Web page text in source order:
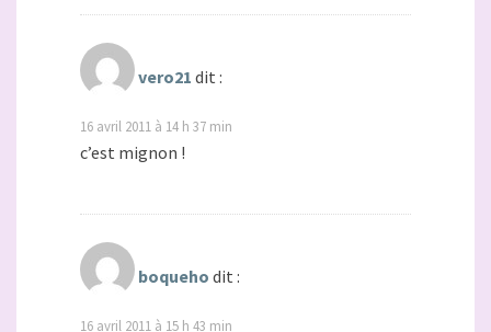
vero21 dit :
16 avril 2011 à 14 h 37 min
c’est mignon !
boqueho dit :
16 avril 2011 à 15 h 43 min